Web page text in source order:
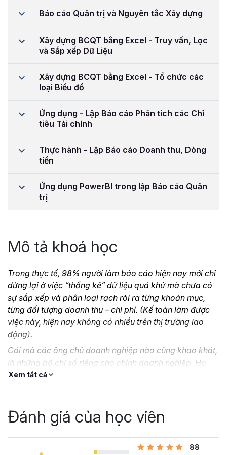
Báo cáo Quản trị và Nguyên tắc Xây dựng
Xây dựng BCQT bằng Excel - Truy vấn, Lọc
và Sắp xếp Dữ Liệu
Xây dựng BCQT bằng Excel - Tổ chức các
loại Biểu đồ
Ứng dụng - Lập Báo cáo Phân tích các Chỉ
tiêu Tài chính
Thực hành - Lập Báo cáo Doanh thu, Dòng
tiền
Ứng dụng PowerBI trong lập Báo cáo Quản
trị
Mô tả khoá học
Trong thực tế, 98% người làm báo cáo hiện nay mới chỉ
dừng lại ở việc “thống kê” dữ liệu quá khứ mà chưa có
sự sắp xếp và phân loại rạch ròi ra từng khoản mục,
từng đối tượng doanh thu – chi phí. (Kế toán làm được
việc này, hiện nay không có nhiều trên thị trường lao
động).
Cái mà các ông chủ doanh nghiệp nào cũng khao khát,
là những bộ chỉ số riêng cho chính doanh nghiệp. Họ
muốn dựa vào báo cáo quản trị để có những ý kiến
cấp bách hoặc xử lý các vấn đề nội tại thông qua hệ
thống báo cáo.
Vậy làm thế nào để có thể xây dựng được hệ thống báo
cáo quản trị cho doanh nghiệp của mình và chiều lòng
Xem tất cả
Đánh giá của học viên
88